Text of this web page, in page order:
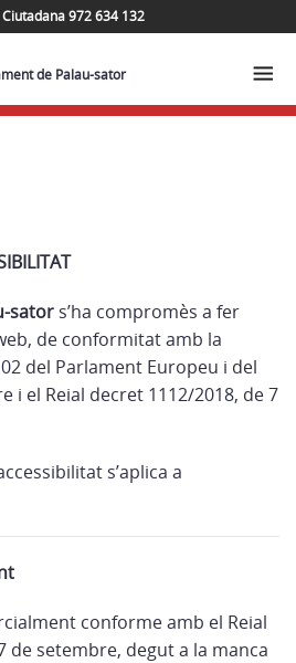
972 634 132
de Palau-sator
sator s’ha compromès a fer
de conformitat amb la
del Parlament Europeu i del
i el Reial decret 1112/2018, de 7
s’aplica a
conforme amb el Reial
de setembre, degut a la manca